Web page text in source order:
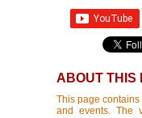
ABOUT THIS
This page
and events. The